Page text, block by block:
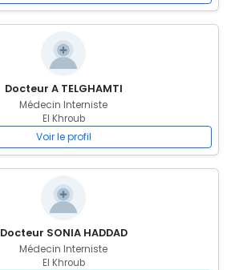
Docteur A TELGHAMTI
Médecin Interniste
El Khroub
Voir le profil
Docteur SONIA HADDAD
Médecin Interniste
El Khroub